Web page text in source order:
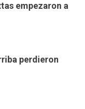
empezaron a
perdieron